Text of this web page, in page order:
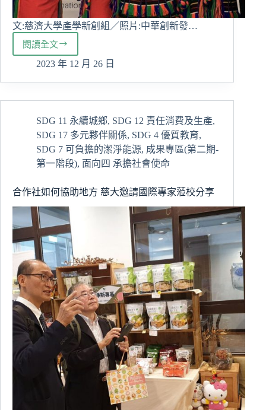
文:慈濟大學產學新創組／照片:中華創新發…
閱讀全文
慈
大
芬
2023
國
際
傑
發
明
家
發
明
貢
獻
獎
2023 年 12 月 26 日
SDG 11 永續城鄉, SDG 12 責任消費及生產,
SDG 17 多元夥伴關係, SDG 4 優質教育,
SDG 7 可負擔的潔淨能源, 成果專區(第二期-
第一階段), 面向四 承擔社會使命
合作社如何協助地方 慈大邀請國際專家蒞校分享